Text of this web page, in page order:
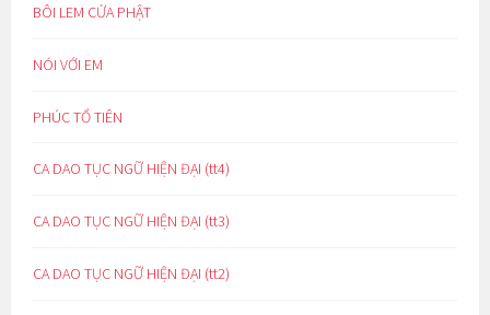
BÔI LEM CỬA PHẬT
NÓI VỚI EM
PHÚC TỔ TIÊN
CA DAO TỤC NGỮ HIỆN ĐẠI (tt4)
CA DAO TỤC NGỮ HIỆN ĐẠI (tt3)
CA DAO TỤC NGỮ HIỆN ĐẠI (tt2)